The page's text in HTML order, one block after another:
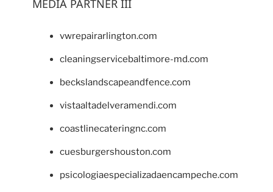
MEDIA PARTNER III
vwrepairarlington.com
cleaningservicebaltimore-md.com
beckslandscapeandfence.com
vistaaltadelveramendi.com
coastlinecateringnc.com
cuesburgershouston.com
psicologiaespecializadaencampeche.com